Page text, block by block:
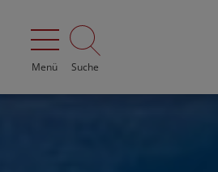
Menü Suche